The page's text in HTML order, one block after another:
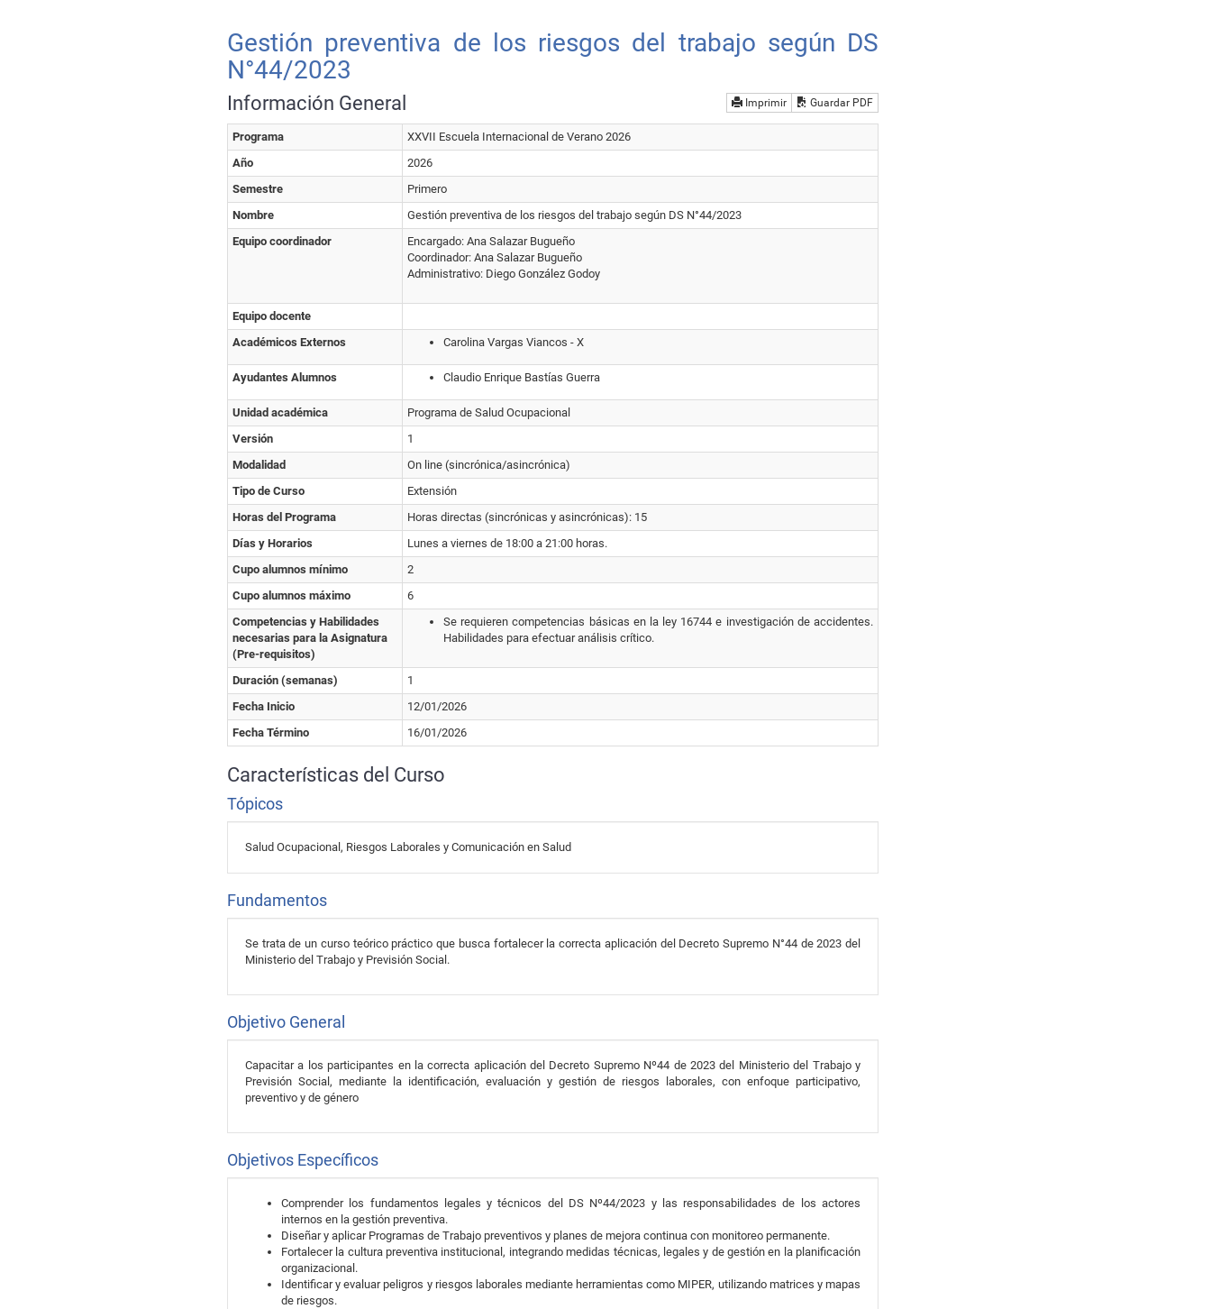
Gestión preventiva de los riesgos del trabajo según DS
N°44/2023
Imprimir Guardar PDF
Información General
Programa
XXVII Escuela Internacional de Verano 2026
Año
2026
Semestre
Primero
Nombre
Gestión preventiva de los riesgos del trabajo según DS N°44/2023
Equipo coordinador
Encargado: Ana Salazar Bugueño
Coordinador: Ana Salazar Bugueño
Administrativo: Diego González Godoy
Equipo docente
Académicos Externos
Carolina Vargas Viancos - X
Ayudantes Alumnos Claudio Enrique Bastías Guerra
Unidad académica
Programa de Salud Ocupacional
Versión
1
Modalidad
On line (sincrónica/asincrónica)
Tipo de Curso
Extensión
Horas del Programa
Horas directas (sincrónicas y asincrónicas): 15
Días y Horarios
Lunes a viernes de 18:00 a 21:00 horas.
Cupo alumnos mínimo
2
Cupo alumnos máximo
6
Competencias y Habilidades
necesarias para la Asignatura
(Pre-requisitos)
Se requieren competencias básicas en la ley 16744 e investigación de accidentes.
Habilidades para efectuar análisis crítico.
Duración (semanas)
1
Fecha Inicio
12/01/2026
Fecha Término
16/01/2026
Características del Curso
Tópicos
Salud Ocupacional, Riesgos Laborales y Comunicación en Salud
Fundamentos
Se trata de un curso teórico práctico que busca fortalecer la correcta aplicación del Decreto Supremo N°44 de 2023 del
Ministerio del Trabajo y Previsión Social.
Objetivo General
Capacitar a los participantes en la correcta aplicación del Decreto Supremo Nº44 de 2023 del Ministerio del Trabajo y
Previsión Social, mediante la identificación, evaluación y gestión de riesgos laborales, con enfoque participativo,
preventivo y de género
Objetivos Específicos
Comprender los fundamentos legales y técnicos del DS Nº44/2023 y las responsabilidades de los actores
internos en la gestión preventiva.
Diseñar y aplicar Programas de Trabajo preventivos y planes de mejora continua con monitoreo permanente.
Fortalecer la cultura preventiva institucional, integrando medidas técnicas, legales y de gestión en la planificación
organizacional.
Identificar y evaluar peligros y riesgos laborales mediante herramientas como MIPER, utilizando matrices y mapas
de riesgos.